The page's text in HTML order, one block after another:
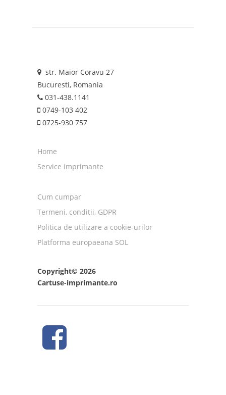
str. Maior Coravu 27
Bucuresti, Romania
031-438.1141
0749-103 402
0725-930 757
Home
Service imprimante
Cum cumpar
Termeni, conditii, GDPR
Politica de utilizare a cookie-urilor
Platforma europaeana SOL
Copyright© 2026
Cartuse-imprimante.ro